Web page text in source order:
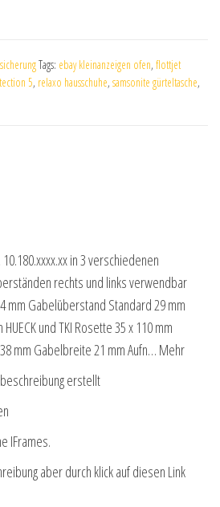
Tags: ebay kleinanzeigen ofen, flottjet
5, relaxo hausschuhe, samsonite gürteltasche,
10.180.xxxx.xx in 3 verschiedenen
rechts und links verwendbar
mm Gabelüberstand Standard 29 mm
und TKI Rosette 35 x 110 mm
mm Gabelbreite 21 mm Aufn… Mehr
erstellt
IFrames.
aber durch klick auf diesen Link